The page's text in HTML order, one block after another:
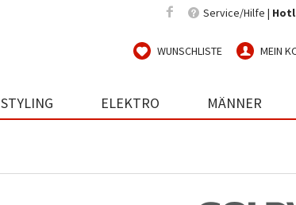
Service/Hilfe |
WUNSCHLISTE MEIN
STYLING ELEKTRO MÄNNER